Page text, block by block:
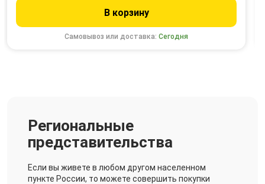
Самовывоз или доставка:Сегодня
В корзину
Региональные
представительства
Если вы живете в любом другом населенном
пункте России, то можете совершить покупки